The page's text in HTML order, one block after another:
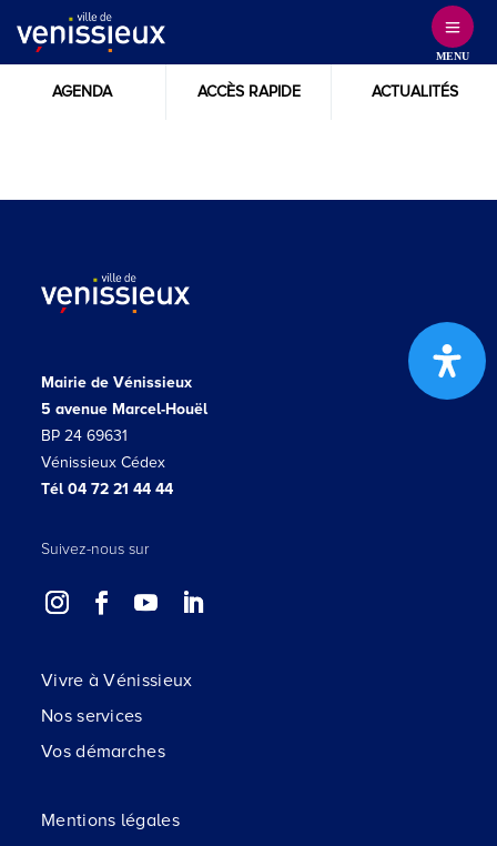
Content
MENU
AGENDA ACCÈS RAPIDE ACTUALITÉS
Mairie de Vénissieux
5 avenue Marcel-Houël
BP 24 69631
Vénissieux Cédex
Tél 04 72 21 44 44
Suivez-nous sur
Vivre à Vénissieux
Nos services
Vos démarches
Mentions légales